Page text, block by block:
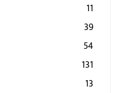
11
39
54
131
13